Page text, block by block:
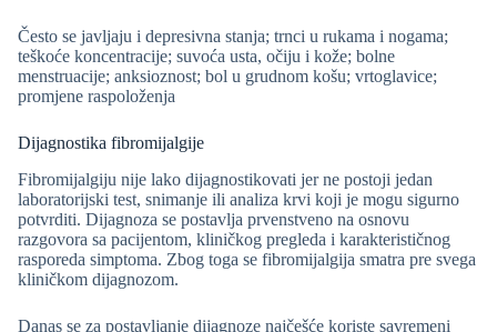
Često se javljaju i depresivna stanja; trnci u rukama i nogama;
teškoće koncentracije; suvoća usta, očiju i kože; bolne
menstruacije; anksioznost; bol u grudnom košu; vrtoglavice;
promjene raspoloženja
Dijagnostika fibromijalgije
Fibromijalgiju nije lako dijagnostikovati jer ne postoji jedan
laboratorijski test, snimanje ili analiza krvi koji je mogu sigurno
potvrditi. Dijagnoza se postavlja prvenstveno na osnovu
razgovora sa pacijentom, kliničkog pregleda i karakterističnog
rasporeda simptoma. Zbog toga se fibromijalgija smatra pre svega
kliničkom dijagnozom.
Danas se za postavljanje dijagnoze najčešće koriste savremeni